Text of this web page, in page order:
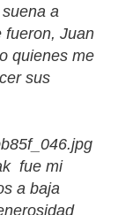
a
fueron, Juan
quienes me
sus
fue mi
a baja